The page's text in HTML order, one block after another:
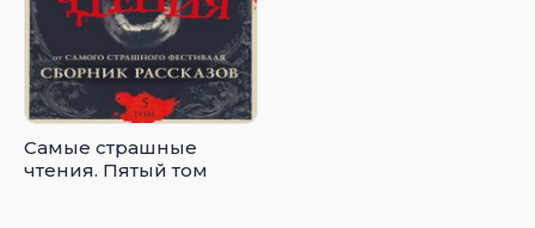
Самые страшные
чтения. Пятый том